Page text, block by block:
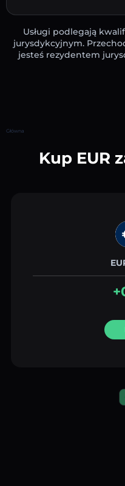
Usługi podlegają
jurysdykcyjnym.
jesteś rezydentem
Główna
Kup EUR